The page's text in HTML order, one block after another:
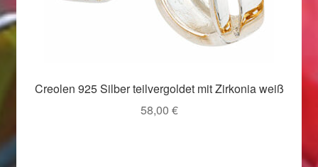
Creolen 925 Silber teilvergoldet mit Zirkonia weiß
58,00 €